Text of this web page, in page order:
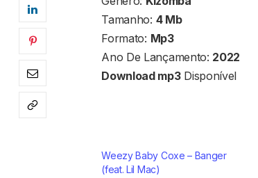
Tamanho: 4 Mb
Formato: Mp3
Ano De Lançamento: 2022
Download mp3Disponível
Weezy Baby Coxe – Banger
(feat. Lil Mac)